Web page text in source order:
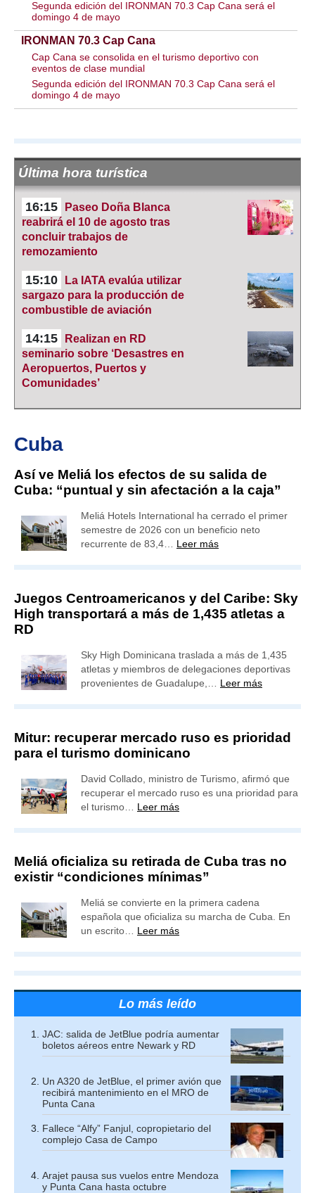
Segunda edición del IRONMAN 70.3 Cap Cana será el
domingo 4 de mayo
IRONMAN 70.3 Cap Cana
Cap Cana se consolida en el turismo deportivo con
eventos de clase mundial
Segunda edición del IRONMAN 70.3 Cap Cana será el
domingo 4 de mayo
Última hora turística
16:15
Paseo Doña Blanca
reabrirá el 10 de agosto tras
concluir trabajos de
remozamiento
15:10
La IATA evalúa utilizar
sargazo para la producción de
combustible de aviación
14:15
Realizan en RD
seminario sobre ‘Desastres en
Aeropuertos, Puertos y
Comunidades’
Cuba
Así ve Meliá los efectos de su salida de
Cuba: “puntual y sin afectación a la caja”
Meliá Hotels International ha cerrado el primer
semestre de 2026 con un beneficio neto
recurrente de 83,4… Leer más
Juegos Centroamericanos y del Caribe: Sky
High transportará a más de 1,435 atletas a
RD
Sky High Dominicana traslada a más de 1,435
atletas y miembros de delegaciones deportivas
provenientes de Guadalupe,… Leer más
Mitur: recuperar mercado ruso es prioridad
para el turismo dominicano
David Collado, ministro de Turismo, afirmó que
recuperar el mercado ruso es una prioridad para
el turismo… Leer más
Meliá oficializa su retirada de Cuba tras no
existir “condiciones mínimas”
Meliá se convierte en la primera cadena
española que oficializa su marcha de Cuba. En
un escrito… Leer más
Lo más leído
JAC: salida de JetBlue podría aumentar
boletos aéreos entre Newark y RD
Un A320 de JetBlue, el primer avión que
recibirá mantenimiento en el MRO de
Punta Cana
Fallece “Alfy” Fanjul, copropietario del
complejo Casa de Campo
Arajet pausa sus vuelos entre Mendoza
y Punta Cana hasta octubre